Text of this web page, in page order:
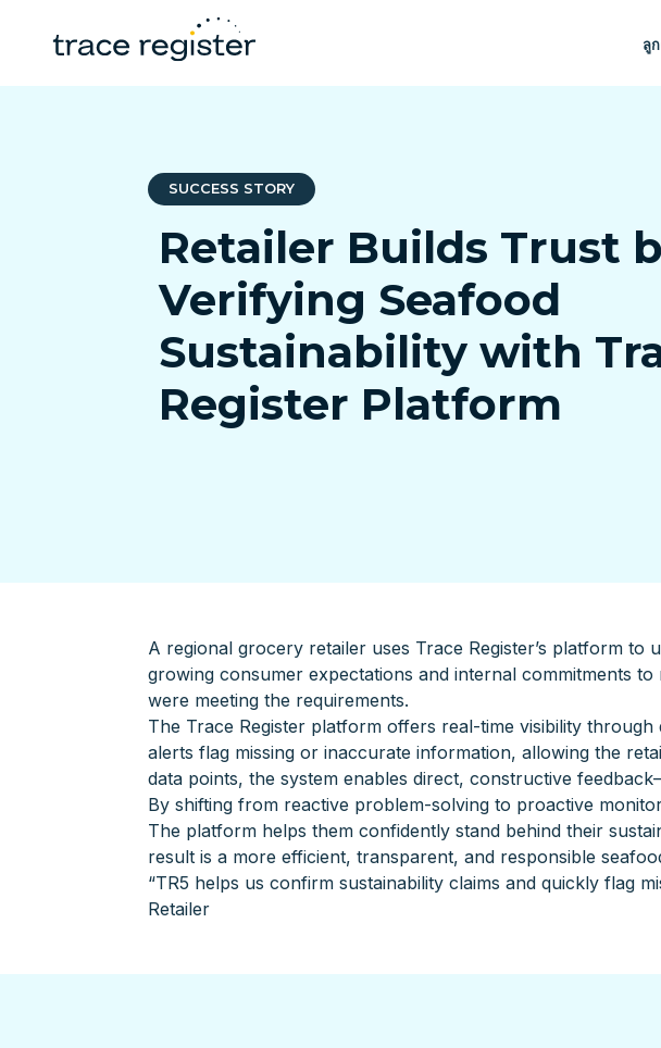
ลู
SUCCESS STORY
Retailer Builds Trust
Verifying Seafood
Sustainability with
Register Platform
A regional grocery retailer uses Trace Register’s platform
growing consumer expectations and internal commitments
were meeting the requirements.
The Trace Register platform offers real-time visibility
alerts flag missing or inaccurate information, allowing the
data points, the system enables direct, constructive
By shifting from reactive problem-solving to proactive
The platform helps them confidently stand behind their
result is a more efficient, transparent, and responsible
“TR5 helps us confirm sustainability claims and quickly flag
Retailer